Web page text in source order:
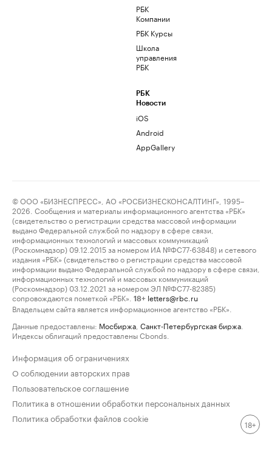
РБК
Компании
РБК Курсы
Школа
управления
РБК
РБК
Новости
iOS
Android
AppGallery
© ООО «БИЗНЕСПРЕСС», АО «РОСБИЗНЕСКОНСАЛТИНГ», 1995–
2026. Сообщения и материалы информационного агентства «РБК»
(свидетельство о регистрации средства массовой информации
выдано Федеральной службой по надзору в сфере связи,
информационных технологий и массовых коммуникаций
(Роскомнадзор) 09.12.2015 за номером ИА №ФС77-63848) и сетевого
издания «РБК» (свидетельство о регистрации средства массовой
информации выдано Федеральной службой по надзору в сфере связи,
информационных технологий и массовых коммуникаций
(Роскомнадзор) 03.12.2021 за номером ЭЛ №ФС77-82385)
сопровождаются пометкой «РБК».
18+ letters@rbc.ru
Владельцем сайта является информационное агентство «РБК».
Данные предоставлены: Мосбиржа Санкт-Петербургская биржа
Индексы облигаций предоставлены Cbonds.
Информация об ограничениях
О соблюдении авторских прав
Пользовательское соглашение
Политика в отношении обработки персональных данных
Политика обработки файлов cookie
18+